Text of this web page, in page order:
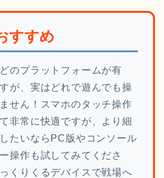
すすめ
のプラットフォームが有
が、実はどれで遊んでも操
せん！スマホのタッチ操作
非常に快適ですが、より細
たいならPC版やコンソール
操作も試してみてくださ
くりくるデバイスで戦場へ